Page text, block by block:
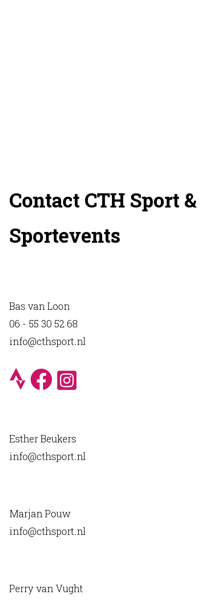
Contact CTH Sport &
Sportevents
Bas van Loon
06 - 55 30 52 68
info@cthsport.nl
Esther Beukers
info@cthsport.nl
Marjan Pouw
info@cthsport.nl
Perry van Vught